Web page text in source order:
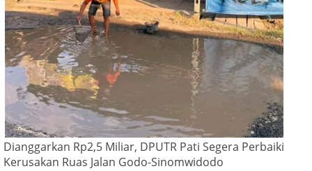
Dianggarkan Rp2,5 Miliar, DPUTR Pati Segera Perbaiki
Kerusakan Ruas Jalan Godo-Sinomwidodo